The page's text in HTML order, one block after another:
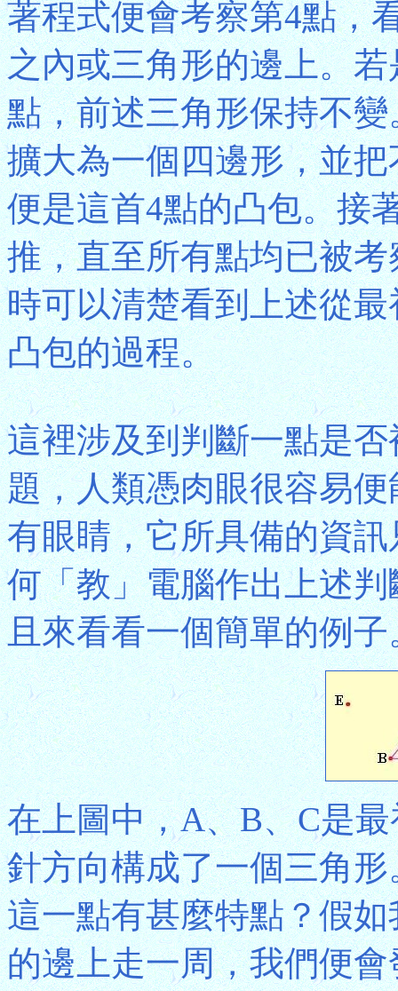
著程式便會考察第4點，
之內或三角形的邊上。
點，前述三角形保持不
擴大為一個四邊形，並
便是這首4點的凸包。接
推，直至所有點均已被
時可以清楚看到上述從
凸包的過程。
這裡涉及到判斷一點是
題，人類憑肉眼很容易
有眼睛，它所具備的資
何「教」電腦作出上述
且來看看一個簡單的例子
在上圖中，A、B、C是
針方向構成了一個三角
這一點有甚麼特點？假
的邊上走一周，我們便